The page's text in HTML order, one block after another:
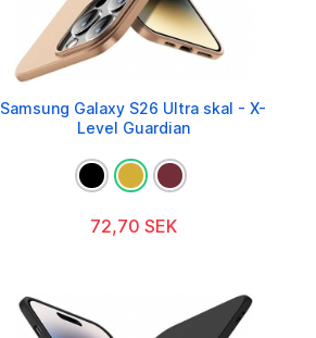
Samsung Galaxy S26 Ultra skal - X-
Level Guardian
72,70 SEK